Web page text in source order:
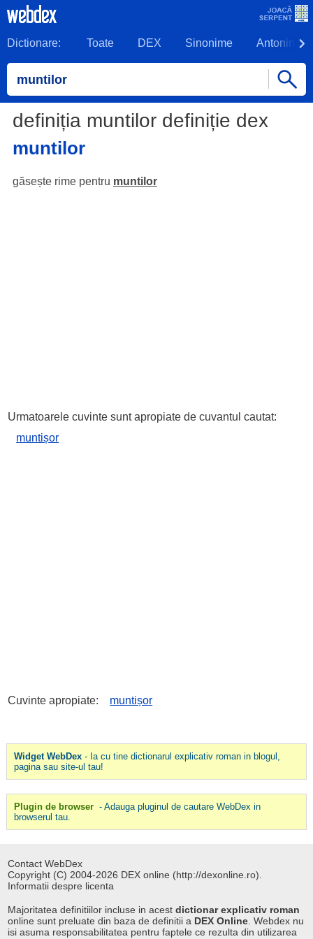
Dictionare: Toate DEX Sinonime Antonime
definiția muntilor definiție dex
muntilor
găsește rime pentru muntilor
Urmatoarele cuvinte sunt apropiate de cuvantul cautat:
muntișor
Cuvinte apropiate: muntișor
Widget WebDex- Ia cu tine dictionarul explicativ roman in blogul,
pagina sau site-ul tau!
Plugin de browser - Adauga pluginul de cautare WebDex in
browserul tau.
Contact WebDex
Copyright (C) 2004-2026 DEX online (http://dexonline.ro).
Informatii despre licenta
Majoritatea definitiilor incluse in acestdictionar explicativ roman
online sunt preluate din baza de definitii a DEX Online . Webdex nu
isi asuma responsabilitatea pentru faptele ce rezulta din utilizarea